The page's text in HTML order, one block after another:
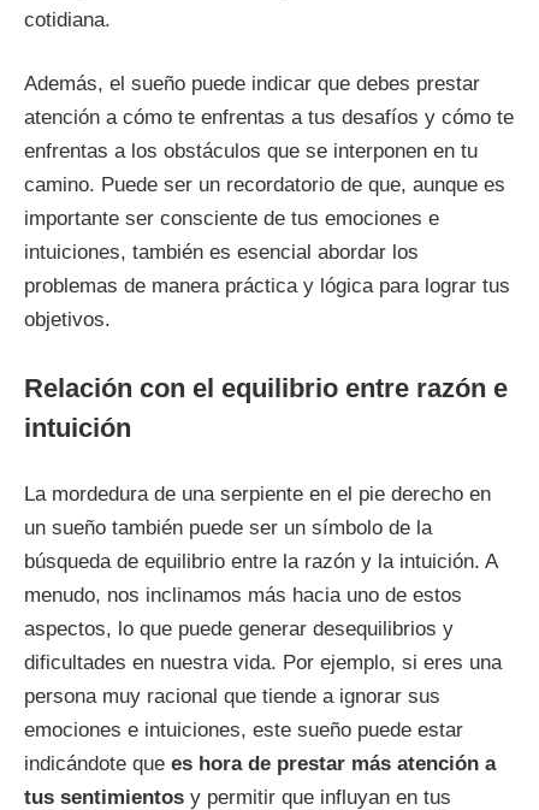
cotidiana.
Además, el sueño puede indicar que debes prestar
atención a cómo te enfrentas a tus desafíos y cómo te
enfrentas a los obstáculos que se interponen en tu
camino. Puede ser un recordatorio de que, aunque es
importante ser consciente de tus emociones e
intuiciones, también es esencial abordar los
problemas de manera práctica y lógica para lograr tus
objetivos.
Relación con el equilibrio entre razón e
intuición
La mordedura de una serpiente en el pie derecho en
un sueño también puede ser un símbolo de la
búsqueda de equilibrio entre la razón y la intuición. A
menudo, nos inclinamos más hacia uno de estos
aspectos, lo que puede generar desequilibrios y
dificultades en nuestra vida. Por ejemplo, si eres una
persona muy racional que tiende a ignorar sus
emociones e intuiciones, este sueño puede estar
indicándote que es hora de prestar más atención a
tus sentimientos y permitir que influyan en tus